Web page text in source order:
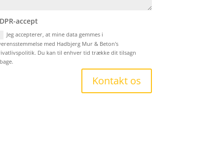
accept
Jeg accepterer, at mine data gemmes i
med Hadbjerg Mur & Beton's
Du kan til enhver tid trække dit tilsagn
Kontakt os